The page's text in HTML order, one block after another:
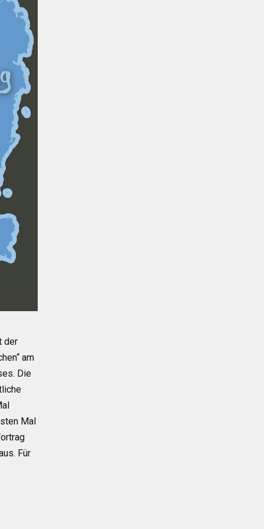
der
am
Die
Mal
Für